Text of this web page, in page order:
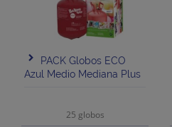
PACK Globos ECO
Azul Medio Mediana Plus
25 globos